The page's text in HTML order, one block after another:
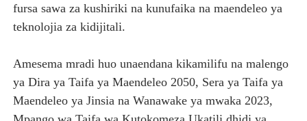
fursa sawa za kushiriki na kunufaika na maendeleo ya
teknolojia za kidijitali.
Amesema mradi huo unaendana kikamilifu na malengo
ya Dira ya Taifa ya Maendeleo 2050, Sera ya Taifa ya
Maendeleo ya Jinsia na Wanawake ya mwaka 2023,